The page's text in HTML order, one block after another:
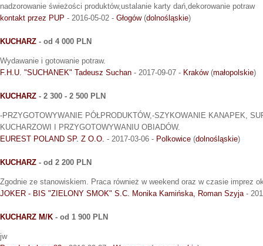
nadzorowanie świeżości produktów,ustalanie karty dań,dekorowanie potraw
kontakt przez PUP - 2016-05-02 - Głogów(dolnośląskie)
KUCHARZ - od 4 000 PLN
Wydawanie i gotowanie potraw.
F.H.U. "SUCHANEK" Tadeusz Suchan - 2017-09-07 - Kraków(małopolskie)
KUCHARZ - 2 300 - 2 500 PLN
-PRZYGOTOWYWANIE PÓŁPRODUKTÓW,-SZYKOWANIE KANAPEK,
KUCHARZOWI I PRZYGOTOWYWANIU OBIADÓW.
EUREST POLAND SP. Z O.O. - 2017-03-06 - Polkowice (dolnośląskie)
KUCHARZ - od 2 200 PLN
Zgodnie ze stanowiskiem. Praca również w weekend oraz w czasie imprez
JOKER - BIS "ZIELONY SMOK" S.C. Monika Kamińska, Roman Szyja -
KUCHARZ M/K - od 1 900 PLN
jw